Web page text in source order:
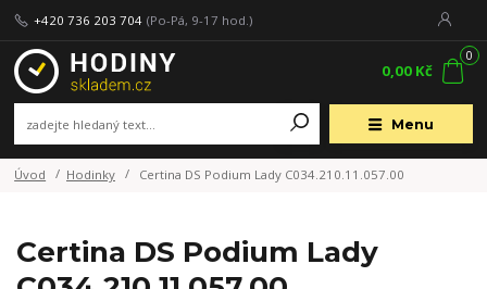
Menu
+420 736 203 704 (Po-Pá, 9-17 hod.)
0
0,00 Kč
Úvod Hodinky Certina DS Podium Lady C034.210.11.057.00
Certina DS Podium Lady